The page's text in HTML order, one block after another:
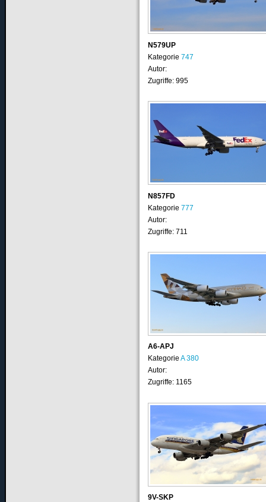
N579UP
Kategorie747
Autor:
Zugriffe: 995
N857FD
Kategorie777
Autor:
Zugriffe: 711
A6-APJ
KategorieA 380
Autor:
Zugriffe: 1165
9V-SKP